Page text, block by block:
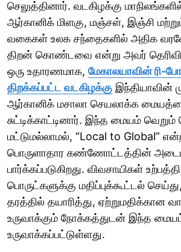
செலுத்தினார். வடகிழக்கு
ஆர்கானிக் மிளகு, மஞ்சள், இஞ்சி
வகைகள் உலக சந்தைகளில் அதிக
திறன் கொண்டவை என்று அவர்
ஒரு உதாரணமாக, மேகாலயாவின் ரி-
திறக்கப்பட்ட வடகிழக்கு இந்தியாவின்
ஆர்கானிக் மசாலா செயலாக்க
சுட்டிக்காட்டினார். இந்த மையம்
மட்டுமல்லாமல், “Local to Global” என்ற
பொருளாதார கண்ணோட்டத்தின்
பார்க்கப்படுகிறது. விவசாயிகள்
பொருட்களுக்கு மதிப்புக்கூட்டல்
தரத்தில் தயாரித்து, ஏற்றுமதிக்கான
உருவாக்கும் நோக்கத்துடன் இந்த
உருவாக்கப்பட்டுள்ளது.